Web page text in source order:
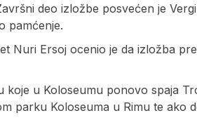
deo izložbe posvećen je
pamćenje.
Nuri Ersoj ocenio je da izložba
u Koloseumu ponovo spaja
parku Koloseuma u Rimu te ako